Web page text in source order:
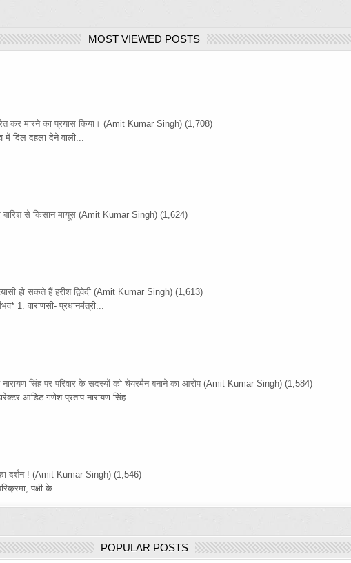
MOST VIEWED POSTS
कर मारने का प्रयास किया। (Amit Kumar Singh) (1,708)
में दिल दहला देने वाली...
से किसान मायूस (Amit Kumar Singh) (1,624)
हो सकते हैं हरीश द्विवेदी (Amit Kumar Singh) (1,613)
1. वाराणसी- प्रधानमंत्री...
सिंह पर परिवार के सदस्यों को चेयरमैन बनाने का आरोप (Amit Kumar Singh) (1,584)
आडिट गणेश प्रताप नारायण सिंह...
दर्शन ! (Amit Kumar Singh) (1,546)
पक्षी के...
POPULAR POSTS